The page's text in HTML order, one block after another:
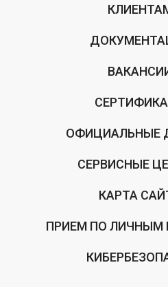
ОФИЦИАЛЬНЫЕ
СЕРВИСНЫЕ
КАРТА
ПРИЕМ ПО ЛИЧНЫМ